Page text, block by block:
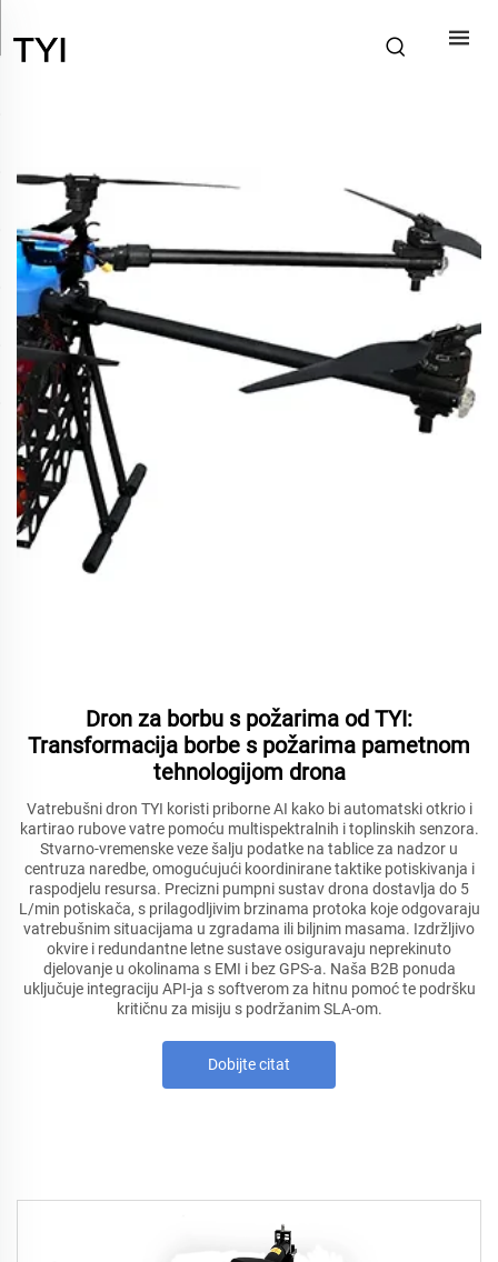
Dron za borbu s požarima od TYI:
Transformacija borbe s požarima pametnom
tehnologijom drona
Vatrebušni dron TYI koristi priborne AI kako bi automatski otkrio i
kartirao rubove vatre pomoću multispektralnih i toplinskih senzora.
Stvarno-vremenske veze šalju podatke na tablice za nadzor u
centruza naredbe, omogućujući koordinirane taktike potiskivanja i
raspodjelu resursa. Precizni pumpni sustav drona dostavlja do 5
L/min potiskača, s prilagodljivim brzinama protoka koje odgovaraju
vatrebušnim situacijama u zgradama ili biljnim masama. Izdržljivo
okvire i redundantne letne sustave osiguravaju neprekinuto
djelovanje u okolinama s EMI i bez GPS-a. Naša B2B ponuda
uključuje integraciju API-ja s softverom za hitnu pomoć te podršku
kritičnu za misiju s podržanim SLA-om.
Dobijte citat